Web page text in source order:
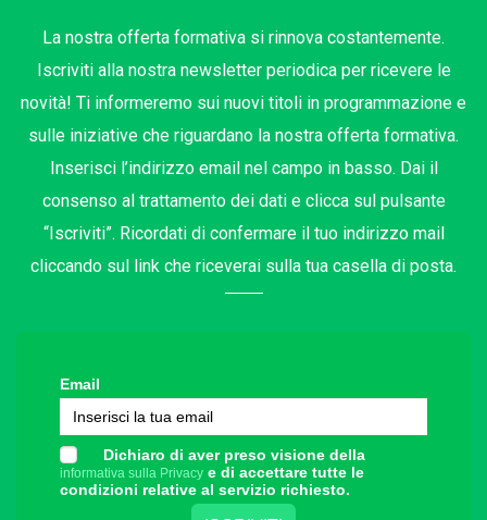
La nostra offerta formativa si rinnova costantemente.
Iscriviti alla nostra newsletter periodica per ricevere le
novità! Ti informeremo sui nuovi titoli in programmazione e
sulle iniziative che riguardano la nostra offerta formativa.
Inserisci l’indirizzo email nel campo in basso. Dai il
consenso al trattamento dei dati e clicca sul pulsante
“Iscriviti”. Ricordati di confermare il tuo indirizzo mail
cliccando sul link che riceverai sulla tua casella di posta.
Email
Dichiaro di aver preso visione della
informativa sulla Privacy e di accettare tutte le
condizioni relative al servizio richiesto.